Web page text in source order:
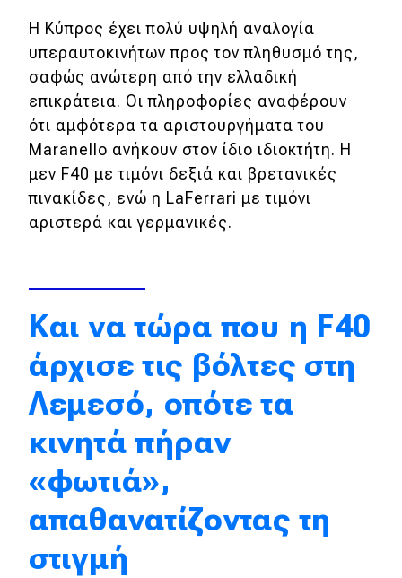
Νέα μοντέλα
Πρωτότυπα
Ελλάδα
Κόσμος
Τεχνολογία
Ασφάλεια
Αγορά
Test Drive
Δοκιμή
Αποστολή
Συγκρίνουμε
Αγώνες
Formula 1
Η Κύπρος έχει πολύ υψηλή αναλογία
υπεραυτοκινήτων προς τον πληθυσμό της,
σαφώς ανώτερη από την ελλαδική
επικράτεια. Οι πληροφορίες αναφέρουν
ότι αμφότερα τα αριστουργήματα του
Maranello ανήκουν στον ίδιο ιδιοκτήτη. Η
μεν F40 με τιμόνι δεξιά και βρετανικές
πινακίδες, ενώ η LaFerrari με τιμόνι
αριστερά και γερμανικές.
Και να τώρα που η F40
άρχισε τις βόλτες στη
Λεμεσό, οπότε τα
κινητά πήραν
«φωτιά»,
απαθανατίζοντας τη
στιγμή